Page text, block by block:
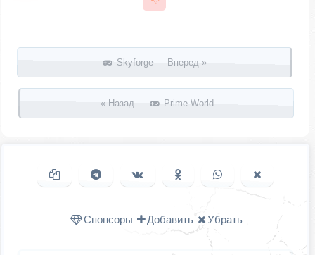
Запись навигация
Skyforge Вперед »
« Назад Prime World
Копировать ссылкуПоделиться в Telegram
Поделиться ВКонтакте
Поделиться в
Одноклассниках
Поделиться в
WhatsAppв X
Спонсоры Добавить Убрать